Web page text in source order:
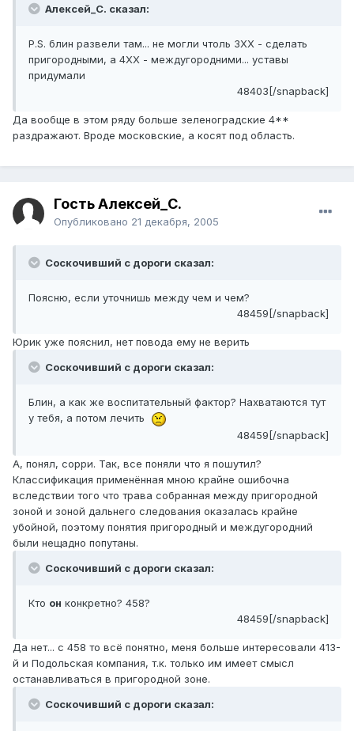
Алексей_С. сказал:
P.S. блин развели там... не могли чтоль 3ХХ - сделать
пригородными, а 4ХХ - междугородними... уставы
придумали
48403[/snapback]
Да вообще в этом ряду больше зеленоградские 4**
раздражают. Вроде московские, а косят под область.
Гость Алексей_С.
Опубликовано 21 декабря, 2005
Соскочивший с дороги сказал:
Поясню, если уточнишь между чем и чем?
48459[/snapback]
Юрик уже пояснил, нет повода ему не верить
Соскочивший с дороги сказал:
Блин, а как же воспитательный фактор? Нахватаются тут
у тебя, а потом лечить
48459[/snapback]
А, понял, сорри. Так, все поняли что я пошутил?
Классификация применённая мною крайне ошибочна
вследствии того что трава собранная между пригородной
зоной и зоной дальнего следования оказалась крайне
убойной, поэтому понятия пригородный и междугородний
были нещадно попутаны.
Соскочивший с дороги сказал:
Кто он конкретно? 458?
48459[/snapback]
Да нет... с 458 то всё понятно, меня больше интересовали 413-
й и Подольская компания, т.к. только им имеет смысл
останавливаться в пригородной зоне.
Соскочивший с дороги сказал: